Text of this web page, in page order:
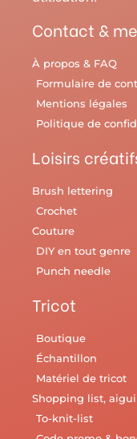
m
Contact &
À propos & FAQ
Formulaire de
Mentions légales
Politique de
Loisirs
Brush lettering
Crochet
Couture
DIY en tout genre
Punch needle
Tricot
Boutique
Échantillon
Matériel de tricot
Shopping list,
To-knit-list